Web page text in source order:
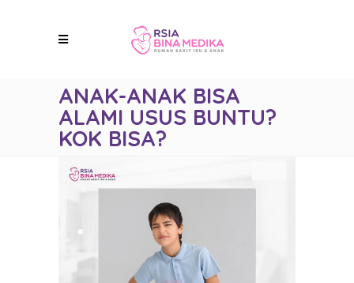
ANAK-ANAK BISA
ALAMI USUS BUNTU?
KOK BISA?